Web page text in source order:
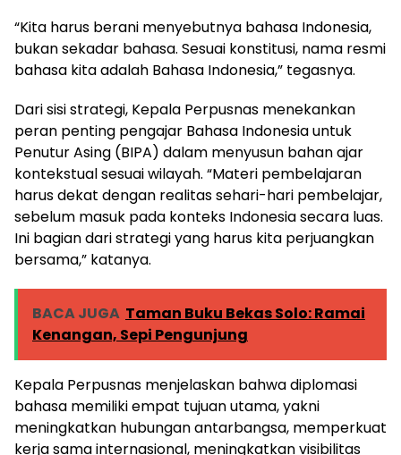
“Kita harus berani menyebutnya bahasa Indonesia,
bukan sekadar bahasa. Sesuai konstitusi, nama resmi
bahasa kita adalah Bahasa Indonesia,” tegasnya.
Dari sisi strategi, Kepala Perpusnas menekankan
peran penting pengajar Bahasa Indonesia untuk
Penutur Asing (BIPA) dalam menyusun bahan ajar
kontekstual sesuai wilayah. “Materi pembelajaran
harus dekat dengan realitas sehari-hari pembelajar,
sebelum masuk pada konteks Indonesia secara luas.
Ini bagian dari strategi yang harus kita perjuangkan
bersama,” katanya.
BACA JUGA Taman Buku Bekas Solo: Ramai
Kenangan, Sepi Pengunjung
Kepala Perpusnas menjelaskan bahwa diplomasi
bahasa memiliki empat tujuan utama, yakni
meningkatkan hubungan antarbangsa, memperkuat
kerja sama internasional, meningkatkan visibilitas